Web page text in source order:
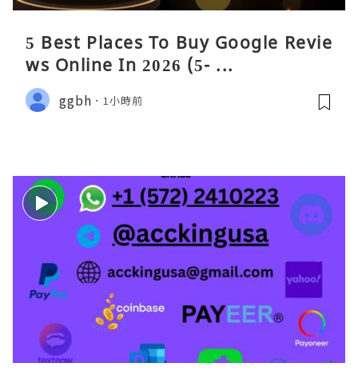
5 Best Places To Buy Google Revie
ws Online In 2026 (5- ...
ggbh 1小時前